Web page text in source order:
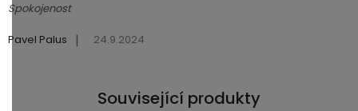
Pavel Palus | 24.9.2024
Spokojenost
Související produkty